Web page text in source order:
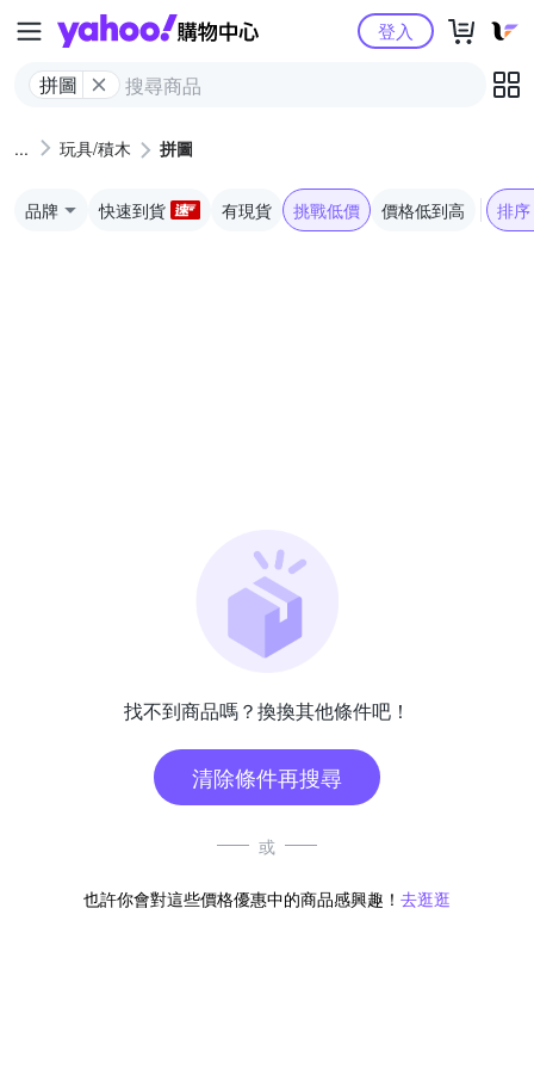
Yahoo購物中心
拼圖
登入
玩具/積木 拼圖
品牌 快速到貨 有現貨 挑戰低價 價格低到高 排序
找不到商品嗎？換換其他條件吧！
清除條件再搜尋
或
也許你會對這些價格優惠中的商品感興趣！ 去逛逛